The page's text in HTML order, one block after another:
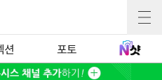
션 포토